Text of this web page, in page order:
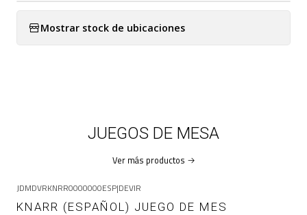
Mostrar stock de ubicaciones
JUEGOS DE MESA
Ver más productos
JDMDVRKNRR0000000ESP|DEVIR
KNARR (ESPAÑOL) JUEGO DE MES